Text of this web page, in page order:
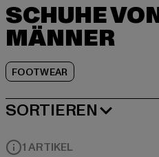
SCHUHE
MÄNNER
FOOTWEAR
SORTIEREN
BELIEBTESTE
1 ARTIKEL